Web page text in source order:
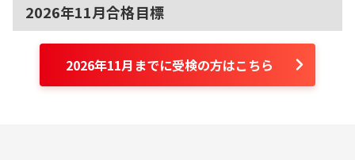
2026年11月合格目標
2026年11月までに受検の方はこちら